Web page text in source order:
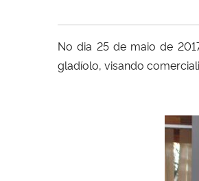
No dia 25 de maio de
gladíolo, visando